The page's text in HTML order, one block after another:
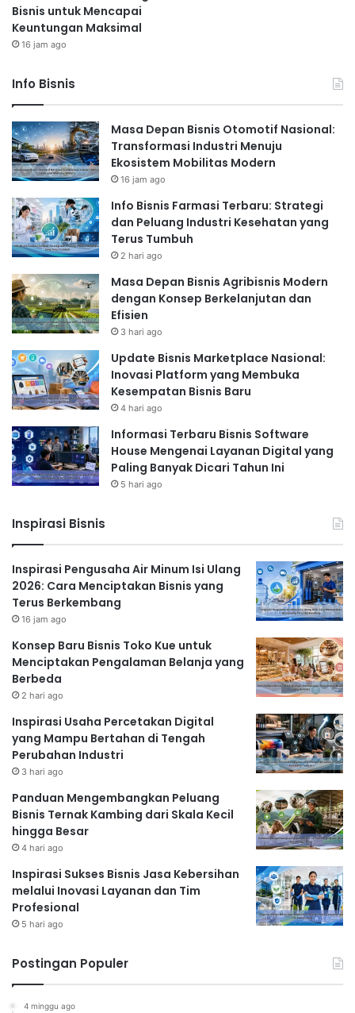
Bisnis untuk Mencapai
Keuntungan Maksimal
16 jam ago
Info Bisnis
Masa Depan Bisnis Otomotif Nasional:
Transformasi Industri Menuju
Ekosistem Mobilitas Modern
16 jam ago
Info Bisnis Farmasi Terbaru: Strategi
dan Peluang Industri Kesehatan yang
Terus Tumbuh
2 hari ago
Masa Depan Bisnis Agribisnis Modern
dengan Konsep Berkelanjutan dan
Efisien
3 hari ago
Update Bisnis Marketplace Nasional:
Inovasi Platform yang Membuka
Kesempatan Bisnis Baru
4 hari ago
Informasi Terbaru Bisnis Software
House Mengenai Layanan Digital yang
Paling Banyak Dicari Tahun Ini
5 hari ago
Inspirasi Bisnis
Inspirasi Pengusaha Air Minum Isi Ulang
2026: Cara Menciptakan Bisnis yang
Terus Berkembang
16 jam ago
Konsep Baru Bisnis Toko Kue untuk
Menciptakan Pengalaman Belanja yang
Berbeda
2 hari ago
Inspirasi Usaha Percetakan Digital
yang Mampu Bertahan di Tengah
Perubahan Industri
3 hari ago
Panduan Mengembangkan Peluang
Bisnis Ternak Kambing dari Skala Kecil
hingga Besar
4 hari ago
Inspirasi Sukses Bisnis Jasa Kebersihan
melalui Inovasi Layanan dan Tim
Profesional
5 hari ago
Postingan Populer
4 minggu ago